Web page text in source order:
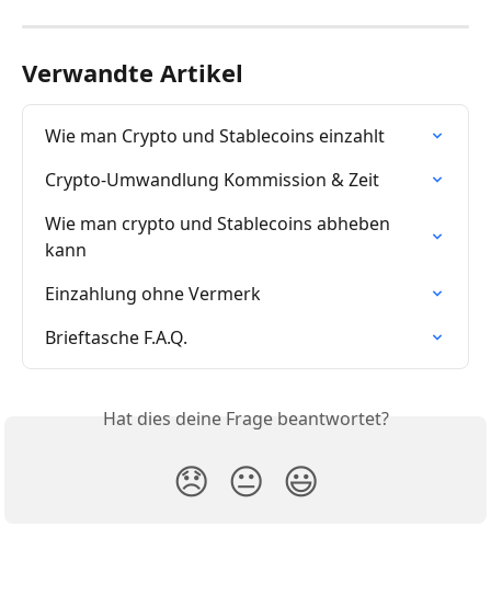
Verwandte Artikel
Wie man Crypto und Stablecoins einzahlt
Crypto-Umwandlung Kommission & Zeit
Wie man crypto und Stablecoins abheben
kann
Einzahlung ohne Vermerk
Brieftasche F.A.Q.
Hat dies deine Frage beantwortet?
😞 😐 😃